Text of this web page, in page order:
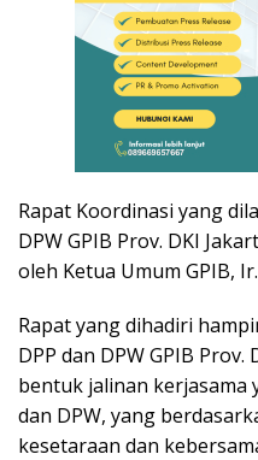
Rapat Koordinasi yang
DPW GPIB Prov. DKI
oleh Ketua Umum GPIB,
Rapat yang dihadiri
DPP dan DPW GPIB
bentuk jalinan kerjasama
dan DPW, yang
kesetaraan dan